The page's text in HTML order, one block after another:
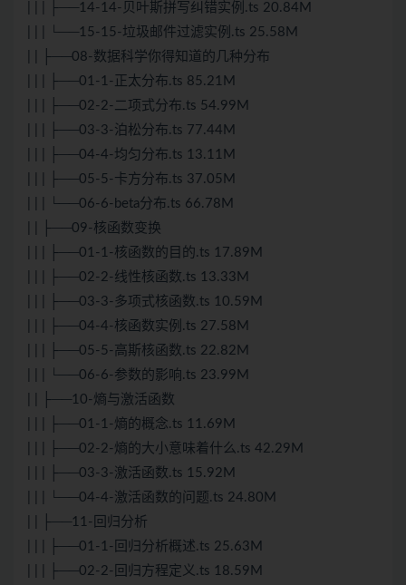
| | | ├──14-14-贝叶斯拼写纠错实例.ts 20.84M
| | | └──15-15-垃圾邮件过滤实例.ts 25.58M
| | ├──08-数据科学你得知道的几种分布
| | | ├──01-1-正太分布.ts 85.21M
| | | ├──02-2-二项式分布.ts 54.99M
| | | ├──03-3-泊松分布.ts 77.44M
| | | ├──04-4-均匀分布.ts 13.11M
| | | ├──05-5-卡方分布.ts 37.05M
| | | └──06-6-beta分布.ts 66.78M
| | ├──09-核函数变换
| | | ├──01-1-核函数的目的.ts 17.89M
| | | ├──02-2-线性核函数.ts 13.33M
| | | ├──03-3-多项式核函数.ts 10.59M
| | | ├──04-4-核函数实例.ts 27.58M
| | | ├──05-5-高斯核函数.ts 22.82M
| | | └──06-6-参数的影响.ts 23.99M
| | ├──10-熵与激活函数
| | | ├──01-1-熵的概念.ts 11.69M
| | | ├──02-2-熵的大小意味着什么.ts 42.29M
| | | ├──03-3-激活函数.ts 15.92M
| | | └──04-4-激活函数的问题.ts 24.80M
| | ├──11-回归分析
| | | ├──01-1-回归分析概述.ts 25.63M
| | | ├──02-2-回归方程定义.ts 18.59M